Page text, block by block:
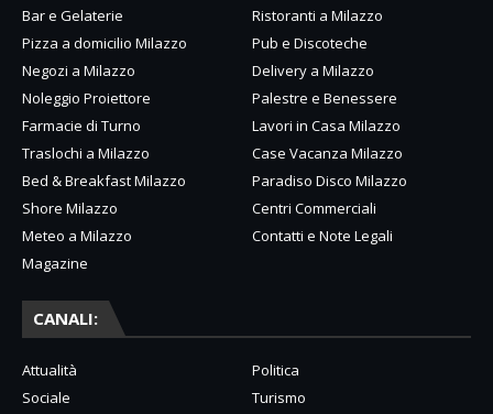
Bar e Gelaterie
Ristoranti a Milazzo
Pizza a domicilio Milazzo
Pub e Discoteche
Negozi a Milazzo
Delivery a Milazzo
Noleggio Proiettore
Palestre e Benessere
Farmacie di Turno
Lavori in Casa Milazzo
Traslochi a Milazzo
Case Vacanza Milazzo
Bed & Breakfast Milazzo
Paradiso Disco Milazzo
Shore Milazzo
Centri Commerciali
Meteo a Milazzo
Contatti e Note Legali
Magazine
CANALI:
Attualità
Politica
Sociale
Turismo